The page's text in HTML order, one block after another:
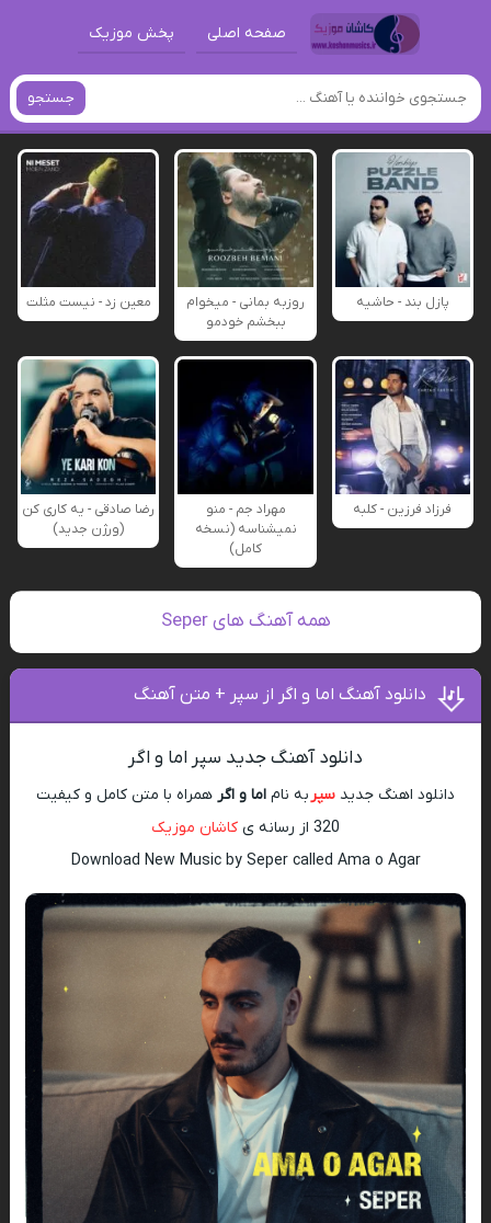
صفحه اصلی پخش موزیک
جستجو
پازل بند - حاشیه
روزبه بمانی - میخوام
ببخشم خودمو
معین زد - نیست مثلت
فرزاد فرزین - کلبه
مهراد جم - منو
نمیشناسه (نسخه
کامل)
رضا صادقی - یه کاری کن
(ورژن جدید)
همه آهنگ های Seper
دانلود آهنگ اما و اگر از سپر + متن آهنگ
دانلود آهنگ جدید سپر اما و اگر
دانلود اهنگ جدید سپربه نام اما و اگر همراه با متن کامل و کیفیت
320 از رسانه ی
کاشان موزیک
Download New Music by Seper called Ama o Agar